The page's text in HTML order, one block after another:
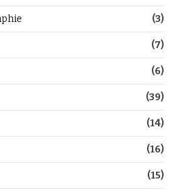
(3)
(7)
(6)
(39)
(14)
(16)
(15)